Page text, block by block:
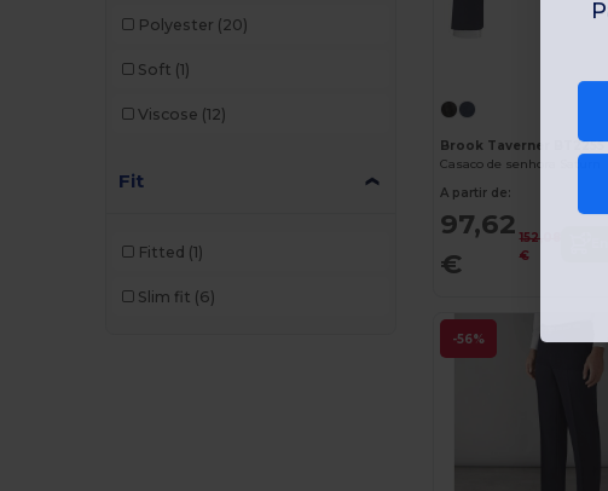
Polyester (20)
Soft (1)
Viscose (12)
Fit
Fitted (1)
Slim fit (6)
Brook Taverner BT2255
Casaco de senhora Saturn
A partir de:
97,62
€
152,08
€
-56%